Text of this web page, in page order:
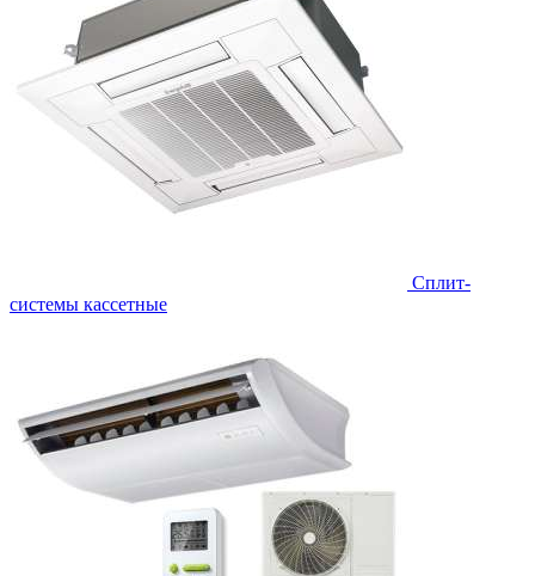
Сплит-
системы кассетные